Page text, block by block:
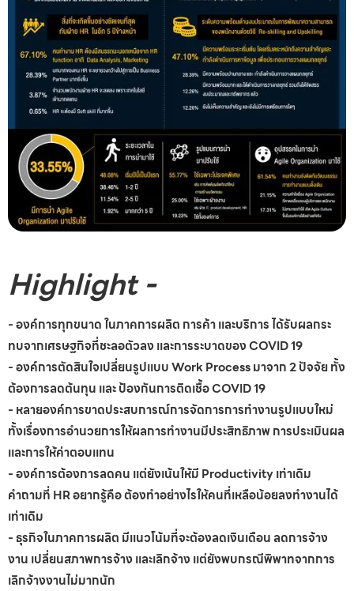
Highlight -
- องค์การทุกขนาด ในภาคการผลิต การค้า และบริการ ได้รับผลกระ
ทบจากเศรษฐกิจที่ชะลอตัวลง และการระบาดของ COVID 19
- องค์การตัดสินใจเปลี่ยนรูปแบบ Work Process มาจาก 2 ปัจจัย ทั้ง
ต้องการลดต้นทุน และ ป้องกันการติดเชื้อ COVID 19
- หลายองค์การขาดประสบการณ์การจัดการการทำงานรูปแบบใหม่
ทั้งเรื่องการอำนวยการให้ผลการทำงานมีประสิทธิภาพ การประเมินผล
และการให้ค่าตอบแทน
- องค์การต้องการลดคน แต่ยังเน้นให้มี Productivity เท่าเดิม
คำถามที่ HR อยากรู้คือ ต้องทำอย่างไรให้คนที่เหลือน้อยลงทำงานได้
เท่าเดิม
- ธุรกิจในภาคการผลิต มีแนวโน้มที่จะต้องลดเงินเดือน ลดการจ้าง
งาน เปลี่ยนสภาพการจ้าง และเลิกจ้าง แต่ยังพบกรณีพิพาทจากการ
เลิกจ้างงานไม่มากนัก